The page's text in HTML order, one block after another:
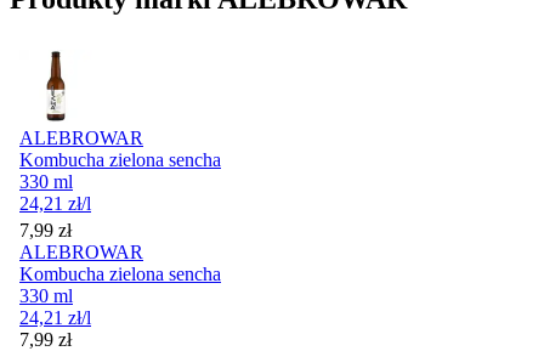
ALEBROWAR
Kombucha zielona sencha
330 ml
24,21 zł/l
Cena
7,99 zł
ALEBROWAR
Kombucha zielona sencha
330 ml
24,21 zł/l
Cena
7,99 zł